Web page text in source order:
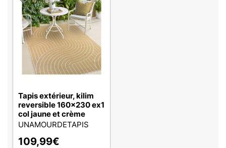
Tapis extérieur, kilim
reversible 160x230 ex1
col jaune et crème
UNAMOURDETAPIS
109,99€